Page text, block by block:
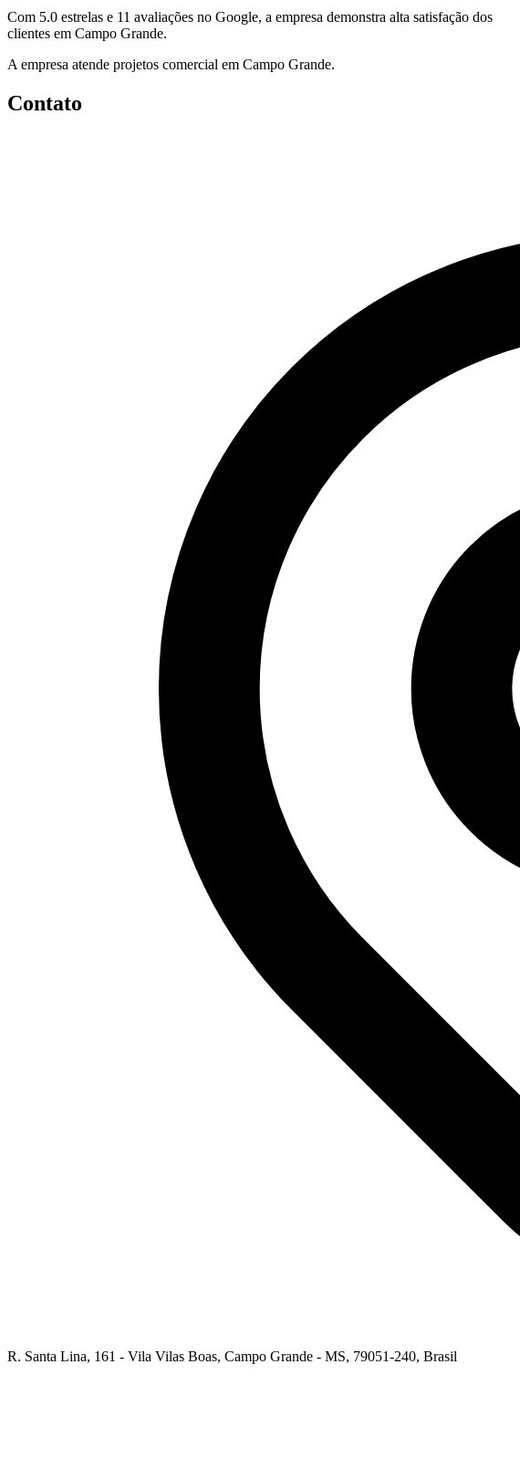
Com 5.0 estrelas e 11 avaliações no Google, a empresa demonstra alta satisfação dos
clientes em Campo Grande.
A empresa atende projetos comercial em Campo Grande.
Contato
R. Santa Lina, 161 - Vila Vilas Boas, Campo Grande - MS, 79051-240, Brasil